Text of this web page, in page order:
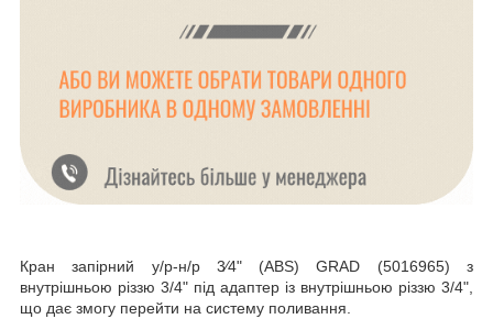
Кран запірний у/р-н/р 3⁄4" (ABS) GRAD (5016965) з
внутрішньою різзю 3/4" під адаптер із внутрішньою різзю 3/4",
що дає змогу перейти на систему поливання.